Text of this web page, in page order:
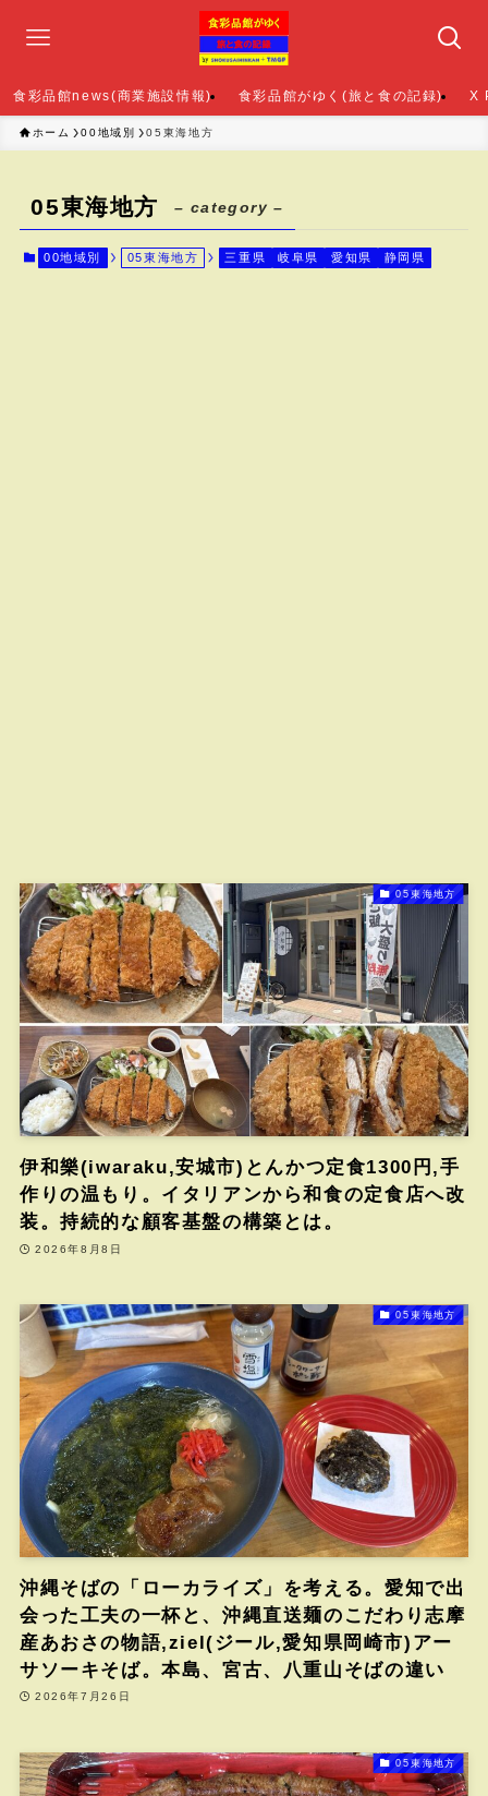
食彩品館news(商業施設情報) 食彩品館がゆく(旅と食の記録) X
ホーム 00地域別 05東海地方
05東海地方 – category –
00地域別 05東海地方 三重県 岐阜県 愛知県 静岡県
05東海地方
伊和樂(iwaraku,安城市)とんかつ定食1300円,手
作りの温もり。イタリアンから和食の定食店へ改
装。持続的な顧客基盤の構築とは。
2026年8月8日
05東海地方
沖縄そばの「ローカライズ」を考える。愛知で出
会った工夫の一杯と、沖縄直送麺のこだわり志摩
産あおさの物語,ziel(ジール,愛知県岡崎市)アー
サソーキそば。本島、宮古、八重山そばの違い
2026年7月26日
05東海地方